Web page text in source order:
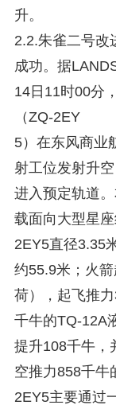
升。
2.2.朱雀二号改
成功。据
14日11时00分
（ZQ-2EY
5）在东风商业
射工位发射升
进入预定轨道
载面向大型星
2EY5直径3.35
约55.9米；火
荷），起飞推
千牛的TQ-12A
提升108千牛，
空推力858千牛
2EY5主要通过